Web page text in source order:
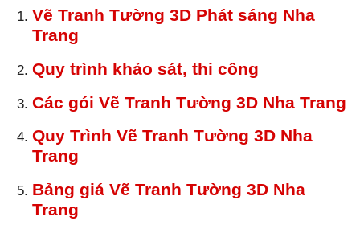
Vẽ Tranh Tường 3D Phát sáng Nha
Trang
Quy trình khảo sát, thi công
Các gói Vẽ Tranh Tường 3D Nha Trang
Quy Trình Vẽ Tranh Tường 3D Nha
Trang
Bảng giá Vẽ Tranh Tường 3D Nha
Trang